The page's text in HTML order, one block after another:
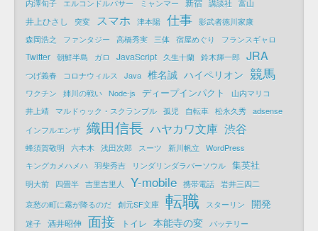
内澤旬子
エルコンドルパサー ミャンマー 新宿 講談社 富山
井上ひさし 突変 スマホ 津本陽 仕事 影武者徳川家康
森岡浩之
ファンタジー 高橋秀実 三体 宿屋めぐり フランスギャロ
Twitter 朝鮮半島 ガロ JavaScript 久生十蘭 鈴木輝一郎 JRA
つげ義春 コロナウィルス Java 椎名誠 ハイペリオン 競馬
ワクチン 姉川の戦い Node-js ディープインパクト
山内マリコ
井上靖
マルドゥック・スクランブル 孤児 自転車 松永久秀 adsense
インフルエンザ 織田信長 ハヤカワ文庫 渋谷
蜂須賀敬明 六本木 浅田次郎 スーツ 新川帆立
WordPress
キングカメハメハ 羽柴秀吉 リンダリンダラバーソウル 集英社
明大前 四畳半 吉里吉里人 Y-mobile 携帯電話 岩井三四二
哀愁の町に霧が降るのだ 創元SF文庫 転職 スターリン 開発
迷子 酒井昭伸 面接 トイレ 本能寺の変
バッテリー